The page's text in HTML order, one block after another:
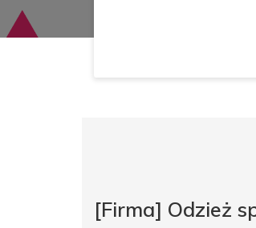
[Firma] Odzież